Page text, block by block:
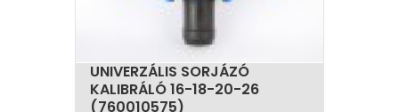
UNIVERZÁLIS SORJÁZÓ
KALIBRÁLÓ 16-18-20-26
(760010575)